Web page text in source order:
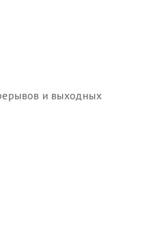
и выходных